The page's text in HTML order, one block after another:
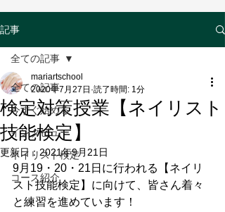
記事
全ての記事
今すぐ始める
インタビュー
ネイリスト検定
コース紹介
全ての記事
検定対策授業【ネイリスト
技能検定】
mariartschool
2020年7月27日 読了時間: 1分
更新日：2021年9月21日
9月19・20・21日に行われる【ネイリ
スト技能検定】に向けて、皆さん着々
と練習を進めています！